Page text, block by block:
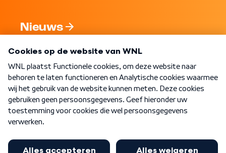
Nieuws
Nieuwsbrief
Word Lid